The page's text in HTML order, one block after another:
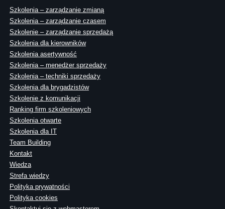
Szkolenia – zarządzanie zmianą
Szkolenia – zarządzanie czasem
Szkolenie – zarządzanie sprzedażą
Szkolenia dla kierowników
Szkolenia asertywność
Szkolenia – menedżer sprzedaży
Szkolenia – techniki sprzedaży
Szkolenia dla brygadzistów
Szkolenie z komunikacji
Ranking firm szkoleniowych
Szkolenia otwarte
Szkolenia dla IT
Team Building
Kontakt
Wiedza
Strefa wiedzy
Polityka prywatności
Polityka cookies